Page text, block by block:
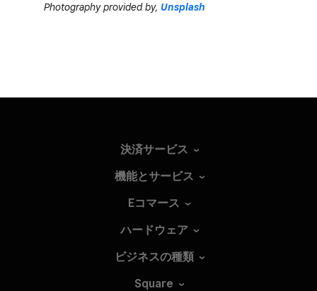
Photography provided by, Unsplash
決済サービス
機能とサービス
Eコマース
ハードウェア
ビジネスの種類
Square